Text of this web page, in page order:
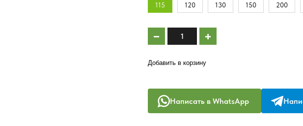
115 120 130 150 200
Добавить в корзину
Написать в WhatsApp